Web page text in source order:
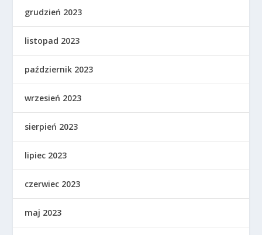
grudzień 2023
listopad 2023
październik 2023
wrzesień 2023
sierpień 2023
lipiec 2023
czerwiec 2023
maj 2023